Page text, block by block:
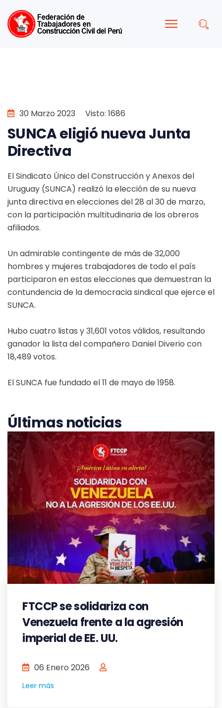
30 Marzo 2023 Visto: 1686
SUNCA eligió nueva Junta
Directiva
El Sindicato Único del Construcción y Anexos del
Uruguay (SUNCA) realizó la elección de su nueva
junta directiva en elecciones del 28 al 30 de marzo,
con la participación multitudinaria de los obreros
afiliados.
Un admirable contingente de más de 32,000
hombres y mujeres trabajadores de todo el país
participaron en estas elecciones que demuestran la
contundencia de la democracia sindical que ejerce el
SUNCA.
Hubo cuatro listas y 31,601 votos válidos, resultando
ganador la lista del compañero Daniel Diverio con
18,489 votos.
El SUNCA fue fundado el 11 de mayo de 1958.
Últimas noticias
FTCCP se solidariza con
Venezuela frente a la agresión
imperial de EE. UU.
06 Enero 2026
Leer más